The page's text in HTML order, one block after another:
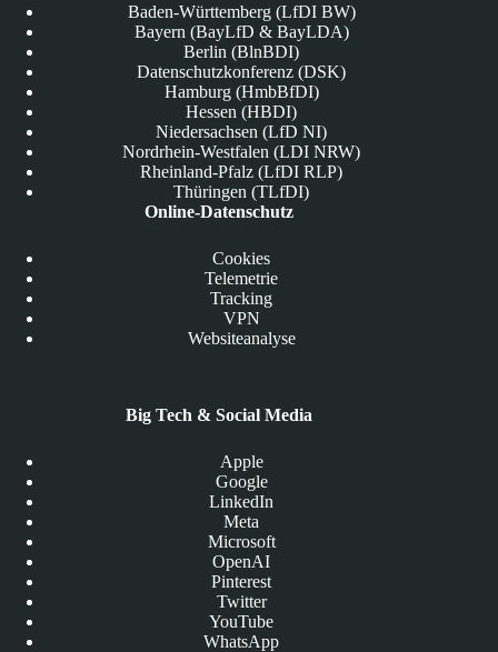
Baden-Württemberg (LfDI BW)
Bayern (BayLfD & BayLDA)
Berlin (BlnBDI)
Datenschutzkonferenz (DSK)
Hamburg (HmbBfDI)
Hessen (HBDI)
Niedersachsen (LfD NI)
Nordrhein-Westfalen (LDI NRW)
Rheinland-Pfalz (LfDI RLP)
Thüringen (TLfDI)
Online-Datenschutz
Cookies
Telemetrie
Tracking
VPN
Websiteanalyse
Big Tech & Social Media
Apple
Google
LinkedIn
Meta
Microsoft
OpenAI
Pinterest
Twitter
YouTube
WhatsApp